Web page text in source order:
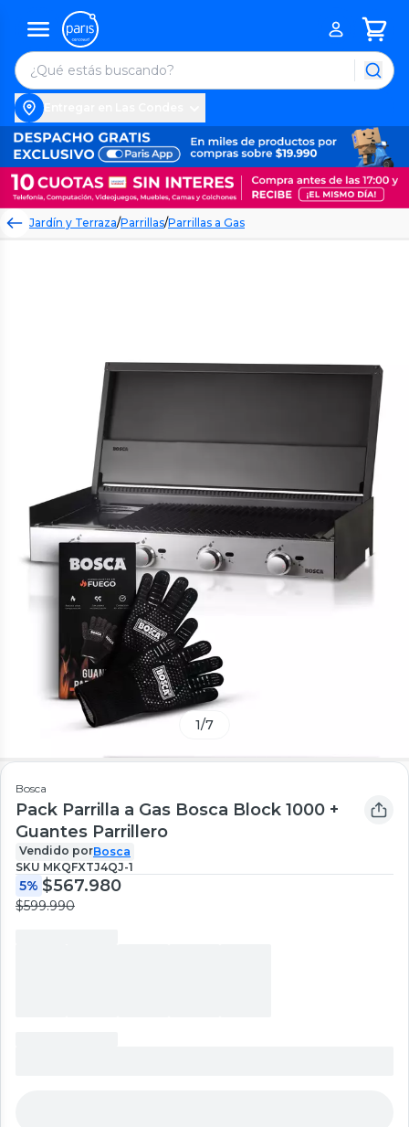
Jardín y Terraza/Parrillas/Parrillas a Gas
1/7
Bosca
Pack Parrilla a Gas Bosca Block 1000 +
Guantes Parrillero
Vendido porBosca
SKU MKQFXTJ4QJ-1
5% $567.980
$599.990